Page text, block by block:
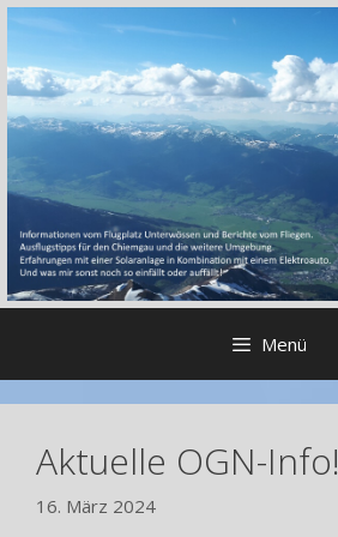
Zum
springen
Menü
Aktuelle OGN-Info!
16. März 2024